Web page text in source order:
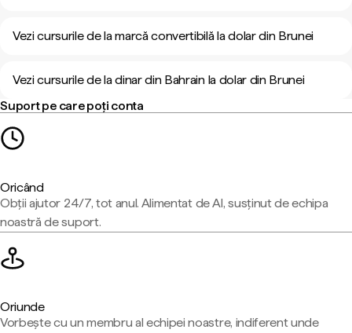
Vezi cursurile de la marcă convertibilă la dolar din Brunei
Vezi cursurile de la dinar din Bahrain la dolar din Brunei
Suport pe care poți conta
Oricând
Obții ajutor 24/7, tot anul. Alimentat de AI, susținut de echipa
noastră de suport.
Oriunde
Vorbește cu un membru al echipei noastre, indiferent unde